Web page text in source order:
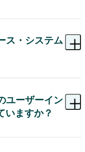
利用でき、Tableau
ンスや構成管理を自
ユーザーライセンス
・分析・ダッシュボー
担うユーザー向け
センスを利用できま
の信頼できるデータ
セルフサービスで
ス・システム
・CSV・PDFなど）
ーションなど、多様
す。
きるほか、Tableau
ユーザーイン
いますか？
数の言語にローカラ